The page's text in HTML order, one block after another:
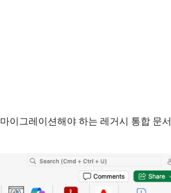
이그레이션해야 하는 레거시 통합 문서